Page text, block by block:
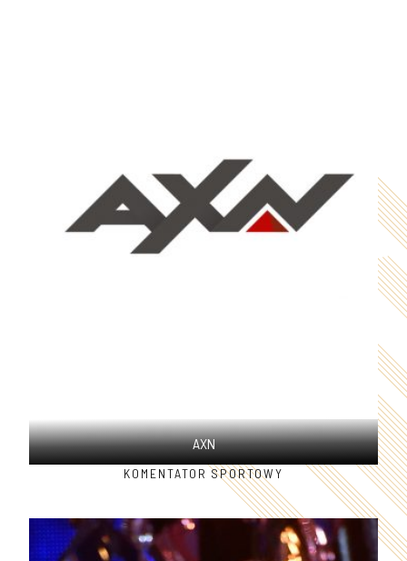
AXN
KOMENTATOR SPORTOWY